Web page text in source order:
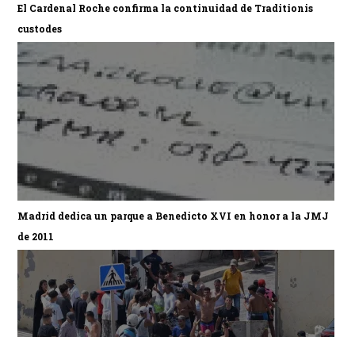
El Cardenal Roche confirma la continuidad de Traditionis
custodes
Madrid dedica un parque a Benedicto XVI en honor a la JMJ
de 2011